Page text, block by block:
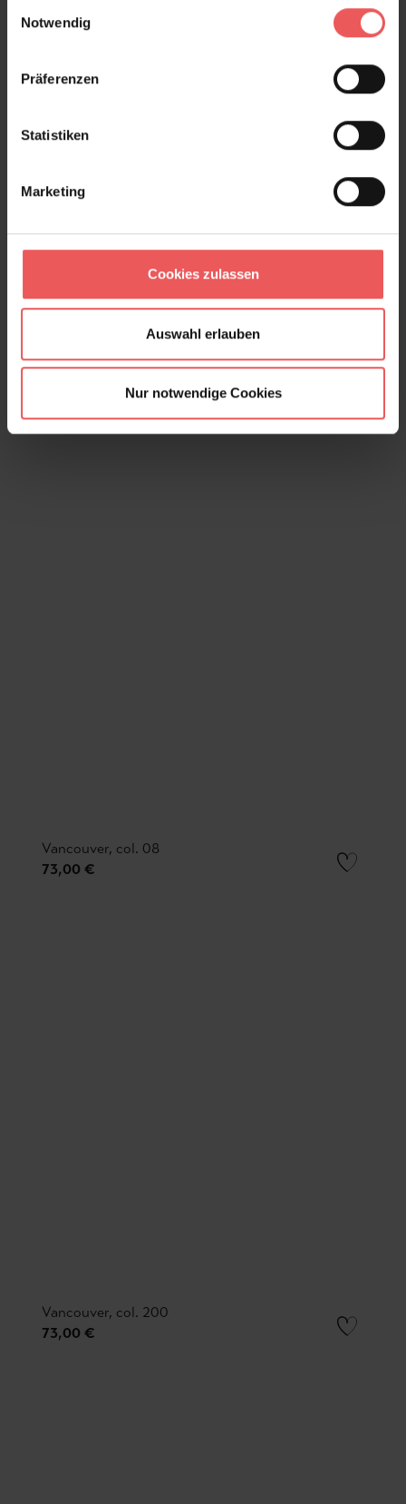
Notwendig
Präferenzen
Statistiken
Marketing
Cookies zulassen
Auswahl erlauben
Nur notwendige Cookies
Vancouver, col. 07
Vancouver, col. 08
73,00 €
Vancouver, col. 200
73,00 €